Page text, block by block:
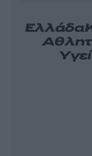
Ελλάδα